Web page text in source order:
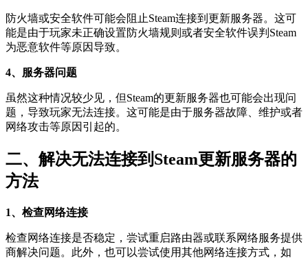
防火墙或安全软件可能会阻止Steam连接到更新服务器。这可
能是由于玩家未正确设置防火墙规则或者安全软件误判Steam
为恶意软件等原因导致。
4、服务器问题
虽然这种情况较少见，但Steam的更新服务器也可能会出现问
题，导致玩家无法连接。这可能是由于服务器故障、维护或者
网络攻击等原因引起的。
二、解决无法连接到Steam更新服务器的
方法
1、检查网络连接
检查网络连接是否稳定，尝试重启路由器或联系网络服务提供
商解决问题。此外，也可以尝试使用其他网络连接方式，如